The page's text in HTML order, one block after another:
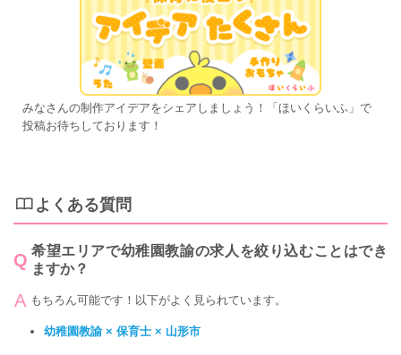
みなさんの制作アイデアをシェアしましょう！「ほいくらいふ」で
投稿お待ちしております！
よくある質問
希望エリアで幼稚園教諭の求人を絞り込むことはでき
ますか？
もちろん可能です！以下がよく見られています。
幼稚園教諭 × 保育士 × 山形市